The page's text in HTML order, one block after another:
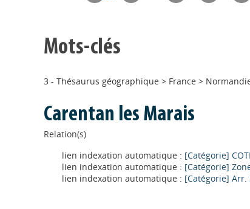
Mots-clés
3 - Thésaurus géographique > France >
Carentan les Marais
Relation(s)
lien indexation automatique : [Catégorie]
lien indexation automatique : [Catégorie]
lien indexation automatique : [Catégorie] Arr.